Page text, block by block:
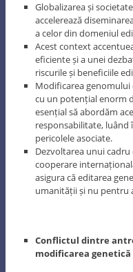
Globalizarea și
accelerează
a celor din domeniul
Acest context
eficiente și a unei
riscurile și beneficiile
Modificarea
cu un potențial enorm
esențial să abordăm
responsabilitate, luând
pericolele asociate.
Dezvoltarea unui
cooperare
asigura că editarea
umanității și nu pentru
Conflictul dintre
modificarea